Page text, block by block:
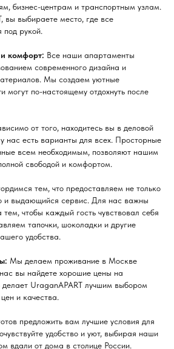
бизнес-центрам и транспортным узлам.
вы выбираете место, где все
под рукой.
комфорт: Все наши апартаменты
современного дизайна и
Мы создаем уютные
могут по-настоящему отдохнуть после
от того, находитесь вы в деловой
у нас есть варианты для всех. Просторные
всем необходимым, позволяют нашим
свободой и комфортом.
тем, что предоставляем не только
и выдающийся сервис. Для нас важны
чтобы каждый гость чувствовал себя
тапочки, шоколадки и другие
удобства.
Мы делаем проживание в Москве
вы найдете хорошие цены на
делает UraganAPART лучшим выбором
и качества.
предложить вам лучшие условия для
удобство и уют, выбирая наши
вдали от дома в столице России.
+7 (926) 640-17-29
СТАТЬИ
организацией и запрещен
на территории РФ
*